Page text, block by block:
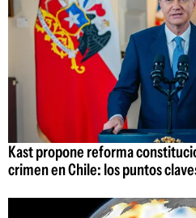
Kast propone reforma
crimen en Chile: los puntos